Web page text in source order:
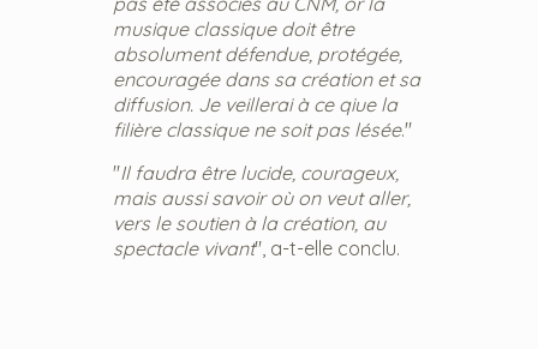
musique classique doit être
absolument défendue, protégée,
encouragée dans sa création et sa
diffusion. Je veillerai à ce qiue la
filière classique ne soit pas lésée."
"Il faudra être lucide, courageux,
mais aussi savoir où on veut aller,
vers le soutien à la création, au
spectacle vivant", a-t-elle conclu.